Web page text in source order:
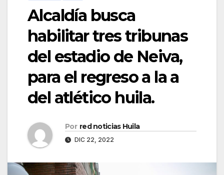
Alcaldía busca
habilitar tres tribunas
del estadio de Neiva,
para el regreso a la a
del atlético huila.
Por red noticias Huila
DIC 22, 2022